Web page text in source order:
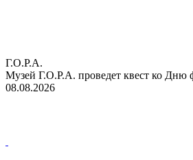
Г.О.Р.А.
Музей Г.О.Р.А. проведет квест ко Дню
08.08.2026